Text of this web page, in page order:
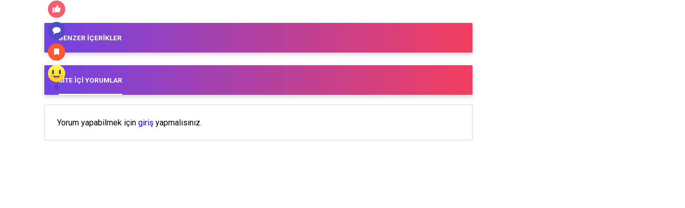
0
BENZER İÇERIKLER
SITE İÇI YORUMLAR
Yorum yapabilmek için giriş yapmalısınız.